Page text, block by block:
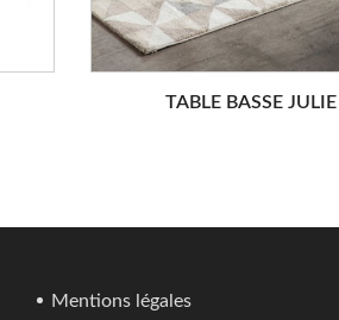
TABLE BASSE JULIE
Mentions légales